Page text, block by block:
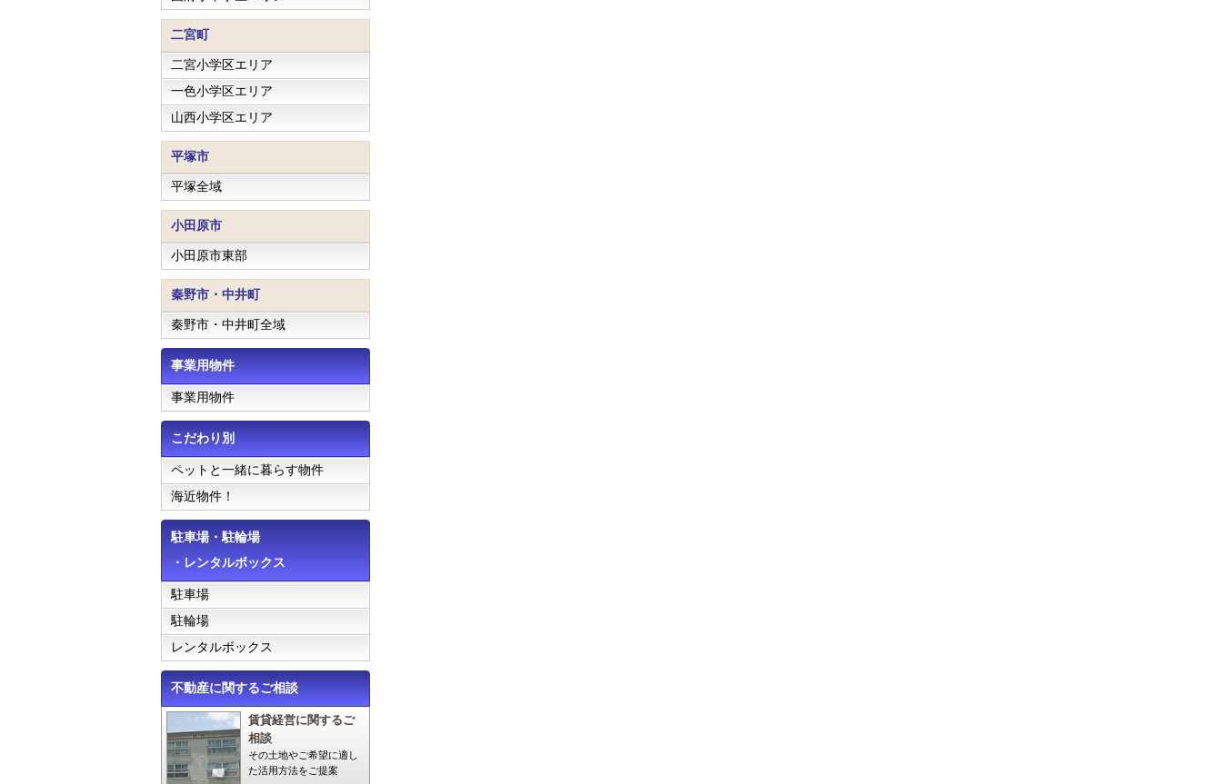
二宮町
二宮小学区エリア
一色小学区エリア
山西小学区エリア
平塚市
平塚全域
小田原市
小田原市東部
秦野市・中井町
秦野市・中井町全域
事業用物件
事業用物件
こだわり別
ペットと一緒に暮らす物件
海近物件！
駐車場・駐輪場
・レンタルボックス
駐車場
駐輪場
レンタルボックス
不動産に関するご相談
賃貸経営に関するご
相談
その土地やご希望に適し
た活用方法をご提案